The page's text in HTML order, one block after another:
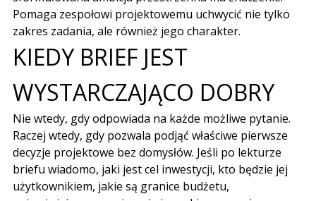
Pomaga zespołowi projektowemu uchwycić nie tylko
zakres zadania, ale również jego charakter.
KIEDY BRIEF JEST
WYSTARCZAJĄCO DOBRY
Nie wtedy, gdy odpowiada na każde możliwe pytanie.
Raczej wtedy, gdy pozwala podjąć właściwe pierwsze
decyzje projektowe bez domysłów. Jeśli po lekturze
briefu wiadomo, jaki jest cel inwestycji, kto będzie jej
użytkownikiem, jakie są granice budżetu,